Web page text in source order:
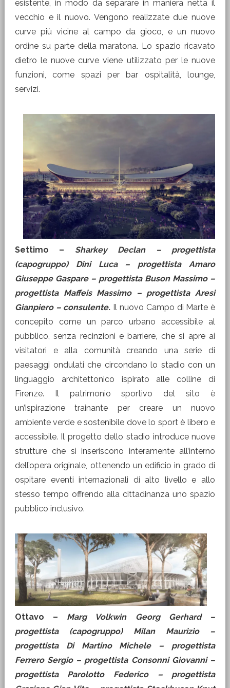
esistente, in modo da separare in maniera netta il
vecchio e il nuovo. Vengono realizzate due nuove
curve più vicine al campo da gioco, e un nuovo
ordine su parte della maratona. Lo spazio ricavato
dietro le nuove curve viene utilizzato per le nuove
funzioni, come spazi per bar ospitalità, lounge,
servizi.
Settimo – Sharkey Declan – progettista
(capogruppo) Dini Luca – progettista Amaro
Giuseppe Gaspare – progettista Buson Massimo –
progettista Maffeis Massimo – progettista Aresi
Gianpiero – consulente. Il nuovo Campo di Marte è
concepito come un parco urbano accessibile al
pubblico, senza recinzioni e barriere, che si apre ai
visitatori e alla comunità creando una serie di
paesaggi ondulati che circondano lo stadio con un
linguaggio architettonico ispirato alle colline di
Firenze. Il patrimonio sportivo del sito è
un’ispirazione trainante per creare un nuovo
ambiente verde e sostenibile dove lo sport è libero e
accessibile. Il progetto dello stadio introduce nuove
strutture che si inseriscono interamente all’interno
dell’opera originale, ottenendo un edificio in grado di
ospitare eventi internazionali di alto livello e allo
stesso tempo offrendo alla cittadinanza uno spazio
pubblico inclusivo.
Ottavo – Marg Volkwin Georg Gerhard –
progettista (capogruppo) Milan Maurizio –
progettista Di Martino Michele – progettista
Ferrero Sergio – progettista Consonni Giovanni –
progettista Parolotto Federico – progettista